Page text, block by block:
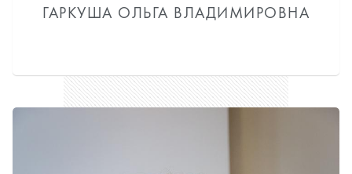
ГАРКУША ОЛЬГА ВЛАДИМИРОВНА